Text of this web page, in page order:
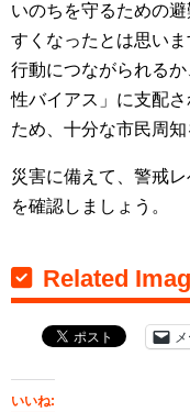
いのちを守るための
すくなったとは思い
行動につながられる
性バイアス」に支配
ため、十分な市民周知
災害に備えて、警戒
を確認しましょう。
Related
いいね: